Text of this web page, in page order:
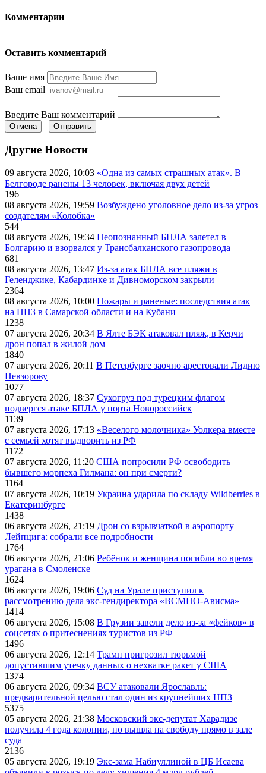
Комментарии
Оставить комментарий
Ваше имя
Ваш email
Введите Ваш комментарий
Отмена Отправить
Другие Новости
09 августа 2026, 10:03 «Одна из самых страшных атак». В
Белгороде ранены 13 человек, включая двух детей
196
08 августа 2026, 19:59 Возбуждено уголовное дело из-за угроз
создателям «Колобка»
544
08 августа 2026, 19:34 Неопознанный БПЛА залетел в
Болгарию и взорвался у Трансбалканского газопровода
681
08 августа 2026, 13:47 Из-за атак БПЛА все пляжи в
Геленджике, Кабардинке и Дивноморском закрыли
2364
08 августа 2026, 10:00 Пожары и раненые: последствия атак
на НПЗ в Самарской области и на Кубани
1238
07 августа 2026, 20:34 В Ялте БЭК атаковал пляж, в Керчи
дрон попал в жилой дом
1840
07 августа 2026, 20:11 В Петербурге заочно арестовали Лидию
Невзорову
1077
07 августа 2026, 18:37 Сухогруз под турецким флагом
подвергся атаке БПЛА у порта Новороссийск
1139
07 августа 2026, 17:13 «Веселого молочника» Уолкера вместе
с семьей хотят выдворить из РФ
1172
07 августа 2026, 11:20 США попросили РФ освободить
бывшего морпеха Гилмана: он при смерти?
1164
07 августа 2026, 10:19 Украина ударила по складу Wildberries в
Екатеринбурге
1438
06 августа 2026, 21:19 Дрон со взрывчаткой в аэропорту
Лейпцига: собрали все подробности
1764
06 августа 2026, 21:06 Ребёнок и женщина погибли во время
урагана в Смоленске
1624
06 августа 2026, 19:06 Суд на Урале приступил к
рассмотрению дела экс-гендиректора «ВСМПО-Ависма»
1414
06 августа 2026, 15:08 В Грузии завели дело из-за «фейков» в
соцсетях о притеснениях туристов из РФ
1496
06 августа 2026, 12:14 Трамп пригрозил тюрьмой
допустившим утечку данных о нехватке ракет у США
1374
06 августа 2026, 09:34 ВСУ атаковали Ярославль:
предварительной целью стал один из крупнейших НПЗ
5375
05 августа 2026, 21:38 Московский экс-депутат Харадизе
получила 4 года колонии, но вышла на свободу прямо в зале
суда
2136
05 августа 2026, 19:19 Экс-зама Набиуллиной в ЦБ Исаева